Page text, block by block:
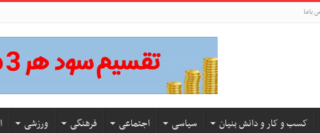
باما
کسب و کار و دانش بنیان سیاسی اجتماعی فرهنگی ورزشی